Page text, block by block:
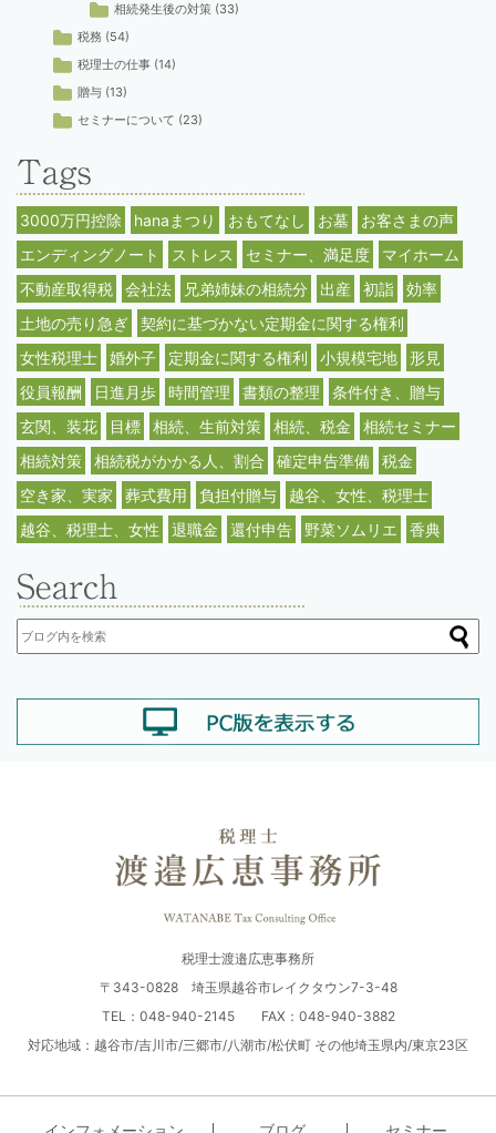
相続発生後の対策 (33)
税務 (54)
税理士の仕事 (14)
贈与 (13)
セミナーについて (23)
3000万円控除 hanaまつり おもてなし お墓
お客さまの声
エンディングノート
ストレス セミナー、満足度
マイホーム
不動産取得税
会社法 兄弟姉妹の相続分 出産 初詣
効率
土地の売り急ぎ
契約に基づかない定期金に関する権利
女性税理士
婚外子 定期金に関する権利 小規模宅地
形見
役員報酬
日進月歩 時間管理 書類の整理
条件付き、贈与
玄関、装花
目標 相続、生前対策 相続、税金
相続セミナー
相続対策
相続税がかかる人、割合 確定申告準備
税金
空き家、実家
葬式費用 負担付贈与
越谷、女性、税理士
越谷、税理士、女性
退職金 還付申告 野菜ソムリエ 香典
税理士渡邉広恵事務所
〒343-0828 埼玉県越谷市レイクタウン7-3-48
TEL：048-940-2145 FAX：048-940-3882
対応地域：越谷市/吉川市/三郷市/八潮市/松伏町 その他埼玉県内/東京23区